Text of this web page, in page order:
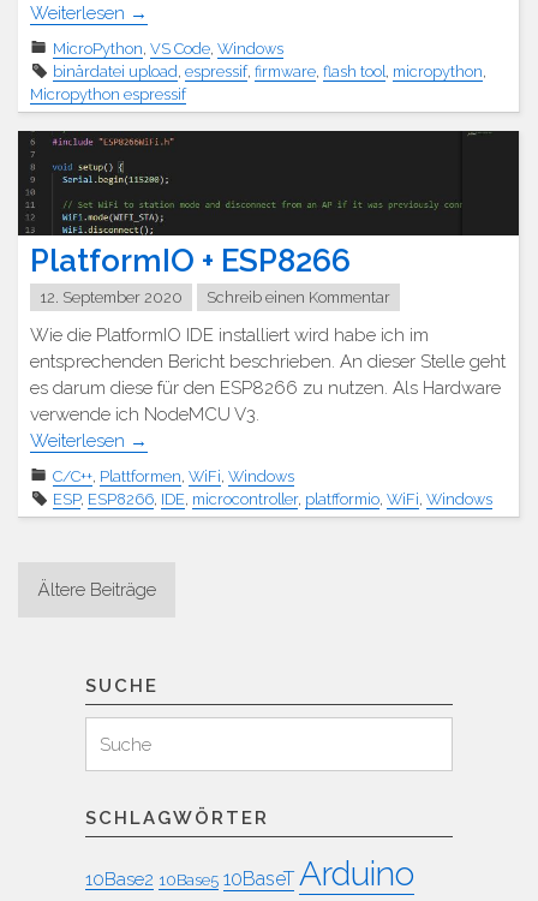
Weiterlesen →
MicroPython VS Code Windows
binärdatei upload espressif, firmware flash tool micropython
Micropython espressif
PlatformIO + ESP8266
12. September 2020 Schreib einen Kommentar
Wie die PlatformIO IDE installiert wird habe ich im
entsprechenden Bericht beschrieben. An dieser Stelle geht
es darum diese für den ESP8266 zu nutzen. Als Hardware
verwende ich NodeMCU V3.
Weiterlesen →
C/C++ Plattformen WiFi Windows
ESP, ESP8266 IDE microcontroller, platfformio WiFi Windows
Beitragsnavigation
Ältere Beiträge
SUCHE
für:
Suchen
SCHLAGWÖRTER
10Base2 10Base5 10BaseT Arduino